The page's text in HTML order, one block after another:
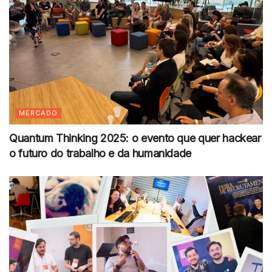
MERCADO
Quantum Thinking 2025: o evento que quer hackear
o futuro do trabalho e da humanidade